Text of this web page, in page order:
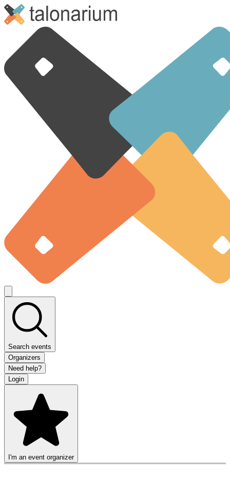
Search events
Organizers
Need help?
Login
I'm an event organizer